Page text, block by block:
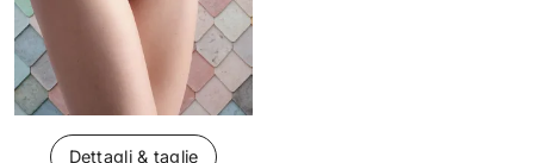
Dettagli & taglie